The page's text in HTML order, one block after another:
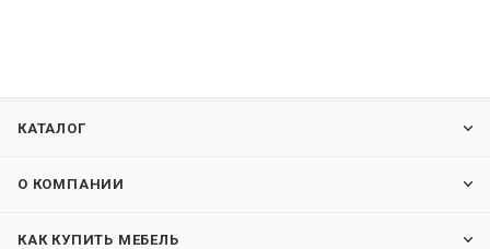
КАТАЛОГ
О КОМПАНИИ
КАК КУПИТЬ МЕБЕЛЬ